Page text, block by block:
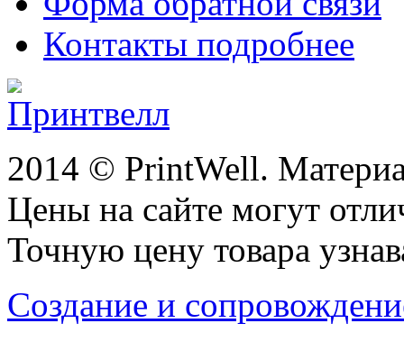
Контакты подробнее
2014 © PrintWell.
Цены на сайте могут
Точную цену товара
Создание и